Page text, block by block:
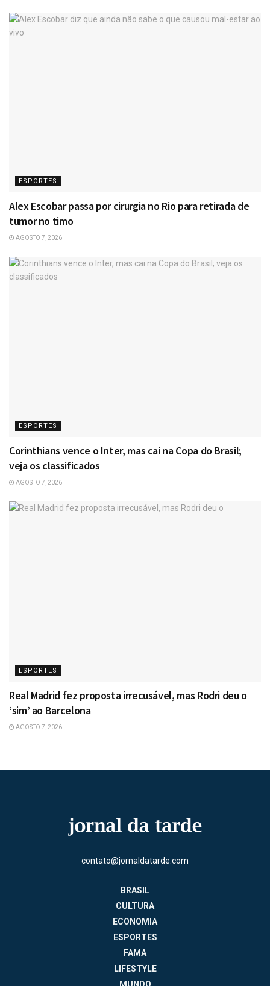
ESPORTES
Alex Escobar passa por cirurgia no Rio para retirada de
tumor no timo
AGOSTO 7, 2026
ESPORTES
Corinthians vence o Inter, mas cai na Copa do Brasil;
veja os classificados
AGOSTO 7, 2026
ESPORTES
Real Madrid fez proposta irrecusável, mas Rodri deu o
‘sim’ ao Barcelona
AGOSTO 7, 2026
contato@jornaldatarde.com
BRASIL
CULTURA
ECONOMIA
ESPORTES
FAMA
LIFESTYLE